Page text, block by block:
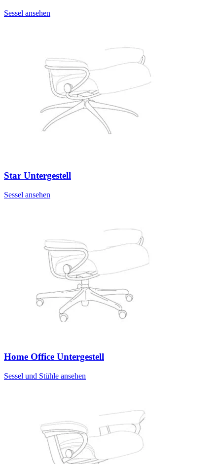
Sessel ansehen
Star Untergestell
Sessel ansehen
Home Office Untergestell
Sessel und Stühle ansehen